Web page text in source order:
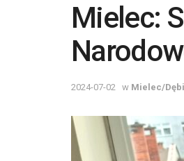
Mielec:
2024-07-02 w Mielec/